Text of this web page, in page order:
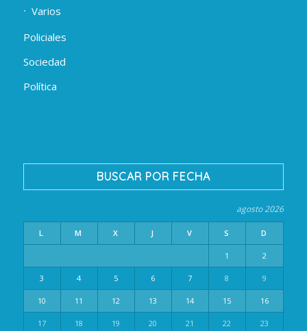
Varios
Policiales
Sociedad
Política
BUSCAR POR FECHA
agosto 2026
L M X J V S D
1 2
3 4 5 6 7 8 9
10 11 12 13 14 15 16
17 18 19 20 21 22 23